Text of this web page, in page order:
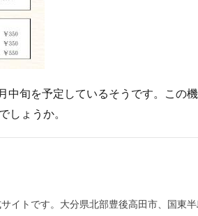
旬を予定しているそうです。この
しょうか。
イトです。大分県北部豊後高田市、国東